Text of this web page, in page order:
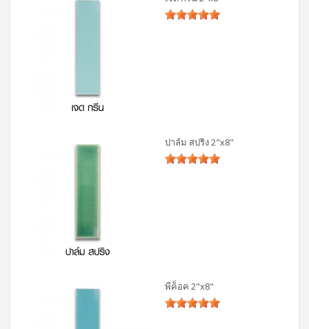
ปาล์ม สปริง 2"x8"
พีค็อค 2"x8"